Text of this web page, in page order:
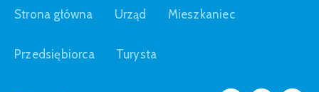
Strona główna Urząd Mieszkaniec
Przedsiębiorca Turysta